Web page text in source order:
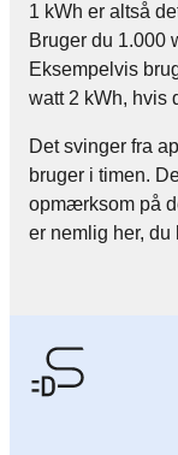
1 kWh er altså
Bruger du 1.000
Eksempelvis
watt 2 kWh, hvis
Det svinger fra
bruger i timen.
opmærksom på
er nemlig her, du